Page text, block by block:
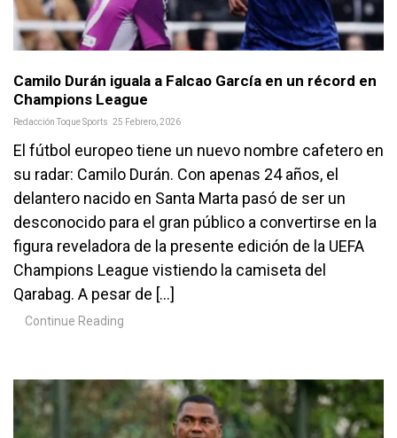
Camilo Durán iguala a Falcao García en un récord en
Champions League
Redacción Toque Sports 25 Febrero, 2026
El fútbol europeo tiene un nuevo nombre cafetero en
su radar: Camilo Durán. Con apenas 24 años, el
delantero nacido en Santa Marta pasó de ser un
desconocido para el gran público a convertirse en la
figura reveladora de la presente edición de la UEFA
Champions League vistiendo la camiseta del
Qarabag. A pesar de […]
Continue Reading